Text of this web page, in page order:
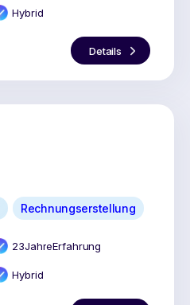
Hybrid
Details
Rechnungserstellung
23JahreErfahrung
Hybrid